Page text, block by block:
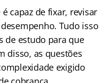
capaz de fixar, revisar
Tudo isso
de estudo para que
disso, as questões
exigido